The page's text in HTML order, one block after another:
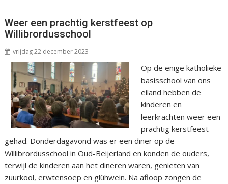
Weer een prachtig kerstfeest op
Willibrordusschool
vrijdag 22 december 2023
Op de enige katholieke
basisschool van ons
eiland hebben de
kinderen en
leerkrachten weer een
prachtig kerstfeest
gehad. Donderdagavond was er een diner op de
Willibrordusschool in Oud-Beijerland en konden de ouders,
terwijl de kinderen aan het dineren waren, genieten van
zuurkool, erwtensoep en glühwein. Na afloop zongen de